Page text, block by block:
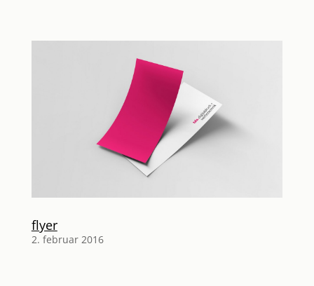
flyer
2. februar 2016